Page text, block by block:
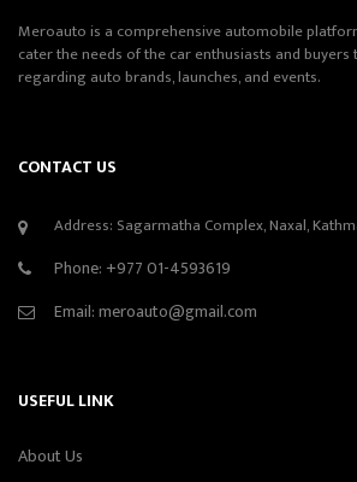
Meroauto is a comprehensive automobile
cater the needs of the car enthusiasts and
regarding auto brands, launches, and events.
CONTACT US
Address: Sagarmatha Complex, Naxal,
Phone: +977 01-4593619
Email:meroauto@gmail.com
USEFUL LINK
About Us